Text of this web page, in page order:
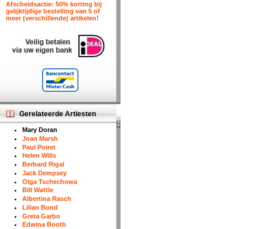
Afscheidsactie: 50% korting bij
gelijktijdige bestelling van 5 of
meer (verschillende) artikelen!
Gerelateerde Artiesten
Mary Doran
Joan Marsh
Paul Poiret
Helen Wills
Berbard Rigal
Jack Dempsey
Olga Tschechowa
Bill Wattle
Albertina Rasch
Lilian Bond
Greta Garbo
Edwina Booth